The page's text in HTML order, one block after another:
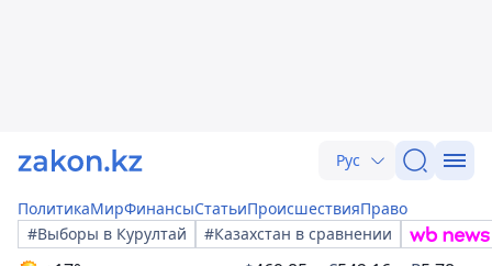
Рус
ПолитикаМирФинансыСтатьиПроисшествияПраво
#Выборы в Курултай
#Казахстан в сравнении